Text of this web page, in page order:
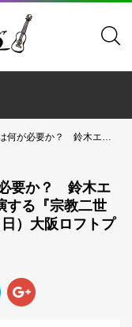
二世問題語るナイト!!』、10月29日（日）大阪ロフトプラスワンウエストで開催！
必要か？ 鈴木エ
する『宗教二世
）大阪ロフトプ